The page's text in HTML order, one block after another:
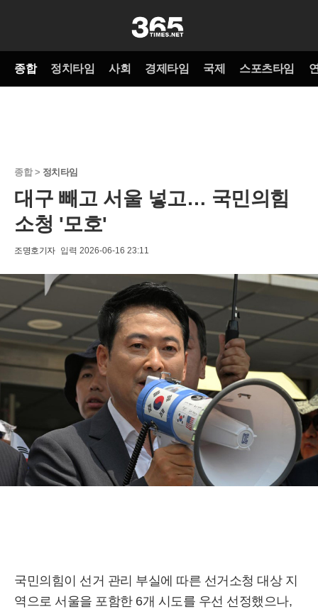
종합 정치타임 사회 경제타임 국제 스포츠타임
종합 > 정치타임
대구 빼고 서울 넣고… 국민의힘
소청 '모호'
조명호기자 입력 2026-06-16 23:11
국민의힘이 선거 관리 부실에 따른 선거소청 대상 지
역으로 서울을 포함한 6개 시도를 우선 선정했으나,